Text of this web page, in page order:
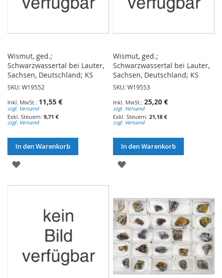
Wismut, ged.;
Schwarzwassertal bei Lauter,
Sachsen, Deutschland; KS
SKU: W19552
11,55 €
zzgl. Versand
9,71 €
zzgl. Versand
In den Warenkorb
ZUR
Wismut, ged.;
Schwarzwassertal bei Lauter,
Sachsen, Deutschland; KS
SKU: W19553
25,20 €
zzgl. Versand
21,18 €
zzgl. Versand
In den Warenkorb
ZUR
HINZUFÜGEN